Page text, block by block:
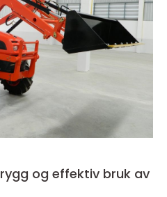
og effektiv bruk av